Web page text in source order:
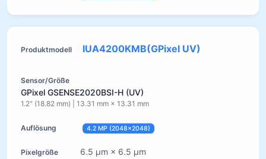
IUA4200KMB(GPixel UV)
GPixel GSENSE2020BSI-H (UV)
1.2" (18.82 mm) | 13.31 mm × 13.31 mm
4.2 MP (2048×2048)
6.5 µm × 6.5 µm